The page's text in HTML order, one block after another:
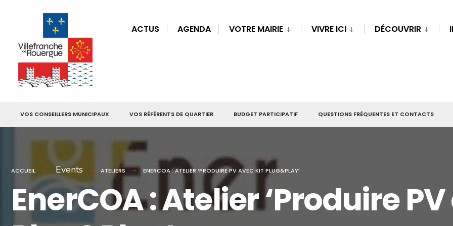
ACTUS AGENDA VOTRE MAIRIE VIVRE ICI DÉCOUVRIR
VOS CONSEILLERS MUNICIPAUX VOS RÉFÉRENTS DE QUARTIER BUDGET PARTICIPATIF QUESTIONS FRÉQUENTES ET CONTACTS
ACCUEIL Events ATELIERS ENERCOA : ATELIER ‘PRODUIRE PV AVEC KIT PLUG&PLAY’
EnerCOA : Atelier ‘Produire